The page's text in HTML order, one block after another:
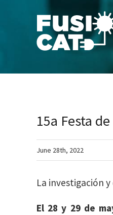
15a Festa
June 28th, 2022
La investigación
El 28 y 29 de